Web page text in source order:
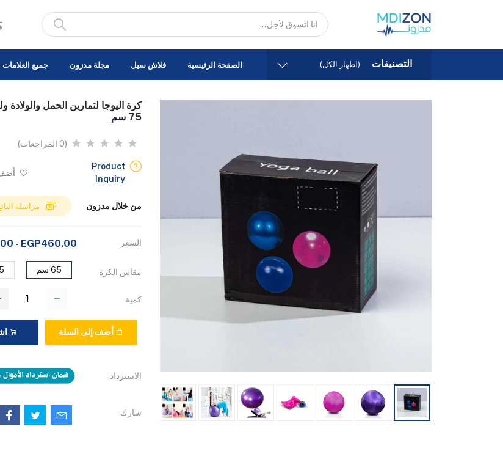
التصنيفات (اظهار الكل) الصفحة الرئيسية فلاش سيل مجلة مدزون جميع العلامات
75 سم
(0 المراجعات)
Product
Inquiry
أضف
من خلال مدزون
السعر - EGP460.00
مقاس الكرة 65 سم
كمية
أضف إلى السلة
الاسترداد
شارك